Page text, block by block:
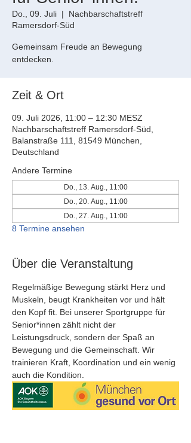
Do., 09. Juli
  |
Nachbarschaftstreff
Ramersdorf-Süd
Gemeinsam Freude an Bewegung
entdecken.
Zeit & Ort
09. Juli 2026, 11:00 – 12:30 MESZ
Nachbarschaftstreff Ramersdorf-Süd,
Balanstraße 111, 81549 München,
Deutschland
Andere Termine
Do., 13. Aug., 11:00
Do., 20. Aug., 11:00
Do., 27. Aug., 11:00
8 Termine ansehen
Über die Veranstaltung
Regelmäßige Bewegung stärkt Herz und
Muskeln, beugt Krankheiten vor und hält
den Kopf fit. Bei unserer Sportgruppe für
Senior*innen zählt nicht der
Leistungsdruck, sondern der Spaß an
Bewegung und die Gemeinschaft. Wir
trainieren Kraft, Koordination und ein wenig
auch die Kondition.